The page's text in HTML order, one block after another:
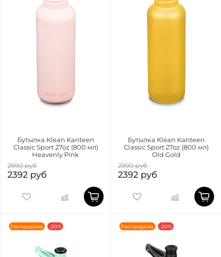
Бутылка Klean Kanteen
Classic Sport 27oz (800 мл)
Heavenly Pink
2990 руб
2392 руб
Бутылка Klean Kanteen
Classic Sport 27oz (800 мл)
Old Gold
2990 руб
2392 руб
Распродажа -20% Распродажа -20%